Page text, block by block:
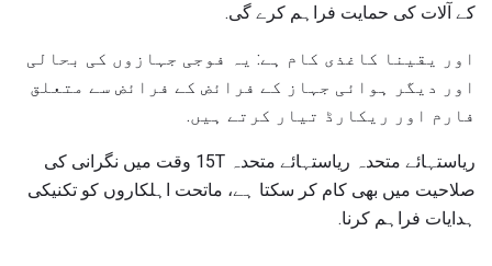
کے آلات کی حمایت فراہم کرے گی.
اور یقینا کاغذی کام ہے: یہ فوجی جہازوں کی بحالی
اور دیگر ہوائی جہاز کے فرائض کے فرائض سے متعلق
فارم اور ریکارڈ تیار کرتے ہیں.
ریاستہائے متحدہ ریاستہائے متحدہ 15T وقت میں نگرانی کی
صلاحیت میں بھی کام کر سکتا ہے، ماتحت اہلکاروں کو تکنیکی
ہدایات فراہم کرنا.